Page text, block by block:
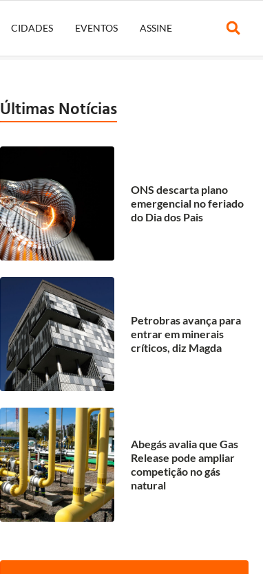
CIDADES EVENTOS ASSINE
Últimas Notícias
ONS descarta plano
emergencial no feriado
do Dia dos Pais
Petrobras avança para
entrar em minerais
críticos, diz Magda
Abegás avalia que Gas
Release pode ampliar
competição no gás
natural